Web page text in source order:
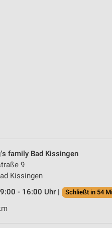
family Bad Kissingen
9
Kissingen
- 16:00 Uhr |
Schließt in 54